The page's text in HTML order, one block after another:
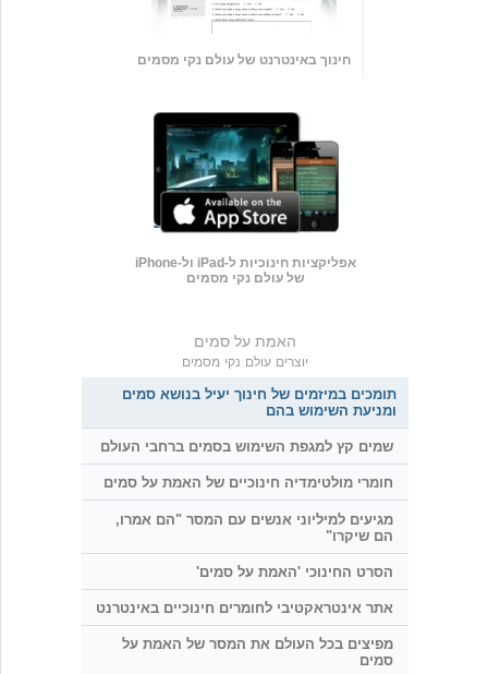
חינוך באינטרנט של עולם נקי מסמים
אפליקציות חינוכיות ל-iPad ול-iPhone
של עולם נקי מסמים
האמת על סמים
יוצרים עולם נקי מסמים
תומכים במיזמים של חינוך יעיל בנושא סמים
ומניעת השימוש בהם
שמים קץ למגפת השימוש בסמים ברחבי העולם
חומרי מולטימדיה חינוכיים של האמת על סמים
מגיעים למיליוני אנשים עם המסר "הם אמרו,
הם שיקרו"
הסרט החינוכי 'האמת על סמים'
אתר אינטראקטיבי לחומרים חינוכיים באינטרנט
מפיצים בכל העולם את המסר של האמת על
סמים